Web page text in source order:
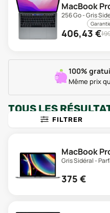
MacBook
256 Go - Gris
406,43 €
100%
Même prix
TOUS LES
FILTRER
MacBook
Gris Sidéral -
375 €